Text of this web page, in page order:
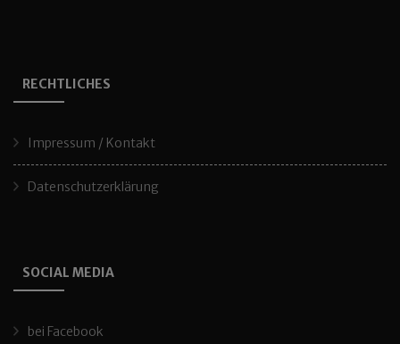
RECHTLICHES
Impressum / Kontakt
Datenschutzerklärung
SOCIAL MEDIA
bei Facebook